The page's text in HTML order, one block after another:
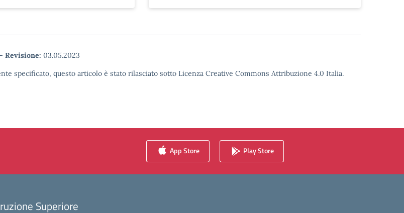
- Revisione: 03.05.2023
specificato, questo articolo è stato rilasciato sotto Licenza Creative Commons Attribuzione 4.0 Italia.
App Store Play Store
Superiore